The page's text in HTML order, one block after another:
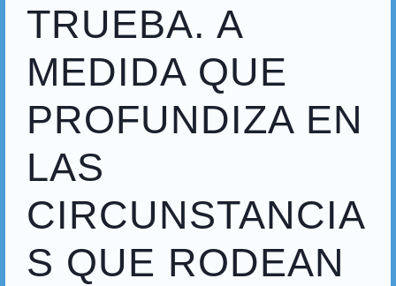
TRUEBA. A
MEDIDA QUE
PROFUNDIZA EN
LAS
CIRCUNSTANCIA
S QUE RODEAN